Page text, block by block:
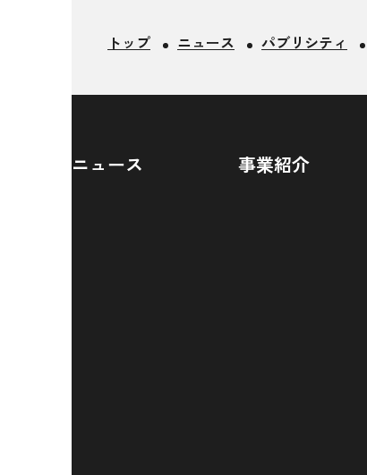
トップ ニュース パブリシティ
ニュース 事業紹介